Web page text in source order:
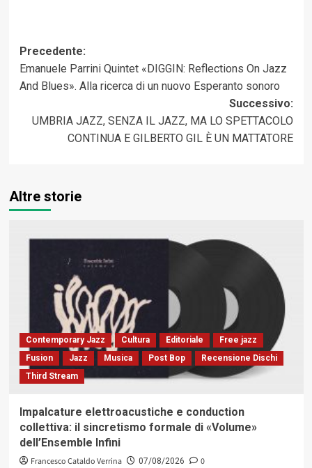
Navigazione
articolo
Precedente:
Emanuele Parrini Quintet «DIGGIN: Reflections On Jazz
And Blues». Alla ricerca di un nuovo Esperanto sonoro
Successivo:
UMBRIA JAZZ, SENZA IL JAZZ, MA LO SPETTACOLO
CONTINUA E GILBERTO GIL È UN MATTATORE
Altre storie
Contemporary Jazz Cultura Editoriale
Free jazz
Fusion
Jazz Musica Post Bop
Recensione Dischi
Third Stream
Impalcature elettroacustiche e conduction
collettiva: il sincretismo formale di «Volume»
dell’Ensemble Infini
Francesco Cataldo Verrina 07/08/2026 0